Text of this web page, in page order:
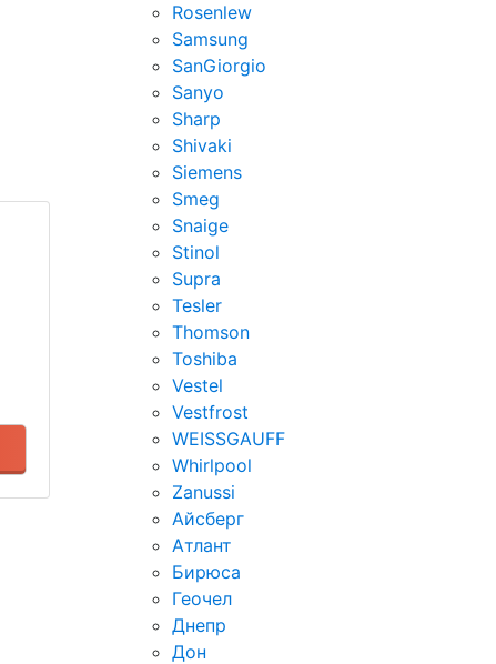
Rosenlew
Samsung
SanGiorgio
Sanyo
Sharp
Shivaki
Siemens
Smeg
Snaige
Stinol
Supra
Tesler
Thomson
Toshiba
Vestel
Vestfrost
WEISSGAUFF
Whirlpool
Zanussi
Айсберг
Атлант
Бирюса
Геочел
Днепр
Дон